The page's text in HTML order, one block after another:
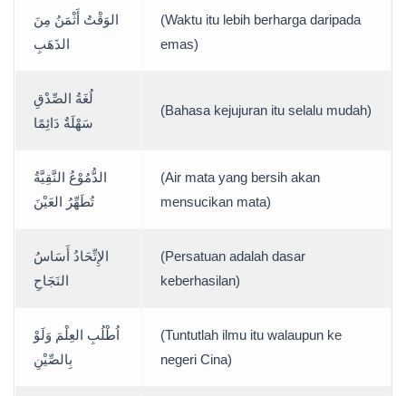
الوَقْتُ أَثْمَنُ مِنَ
الذَهَبِ
(Waktu itu lebih berharga daripada
emas)
لُغَةُ الصِّدْقِ
سَهْلَةٌ دَائِمًا
(Bahasa kejujuran itu selalu mudah)
الدُّمُوْعُ النَّقِيَّةُ
تُطَهِّرُ العَيْنَ
(Air mata yang bersih akan
mensucikan mata)
الإِتِّحَادُ أَسَاسُ
النَجَاحِ
(Persatuan adalah dasar
keberhasilan)
اُطْلُبِ العِلْمَ وَلَوْ
بِالصِّيْنِ
(Tuntutlah ilmu itu walaupun ke
negeri Cina)